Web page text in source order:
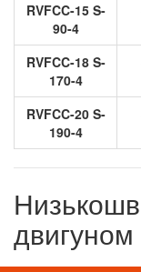
RVFCC-15 S-
90-4
RVFCC-18 S-
170-4
RVFCC-20 S-
190-4